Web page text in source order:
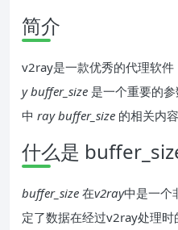
简介
v2ray是一款优秀的代理软件
y buffer_size 是一个重要的
中 ray buffer_size 的相关内
什么是
buffer_size 在v2ray中是一个
定了数据在经过v2ray处理